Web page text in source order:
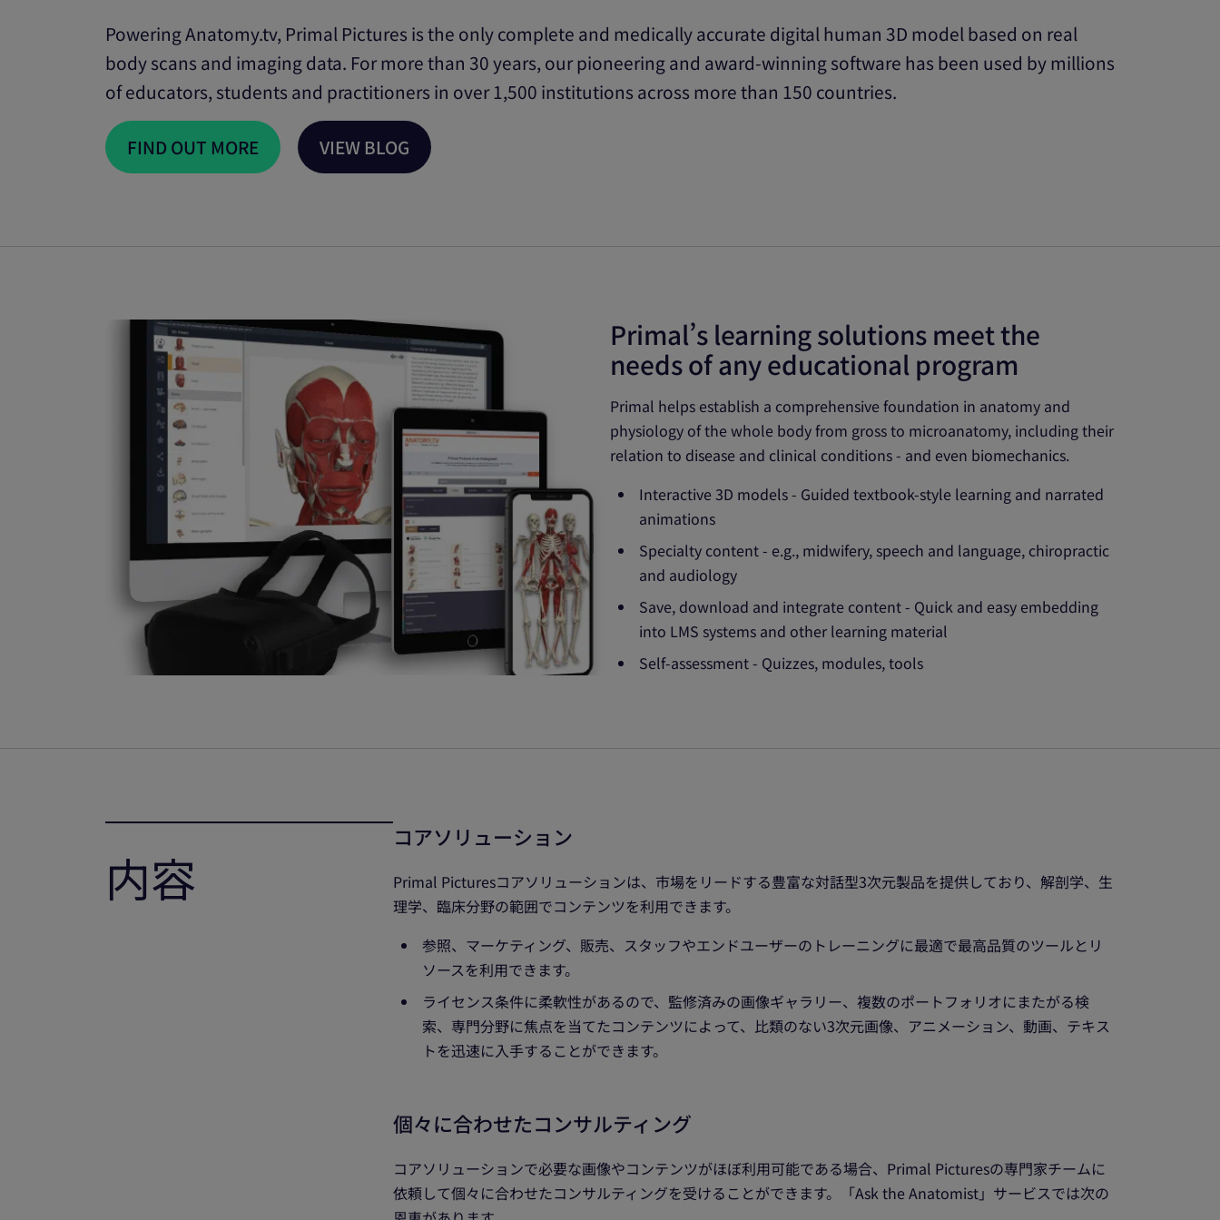
Powering Anatomy.tv, Primal Pictures is the only complete and medically accurate digital human 3D model based on real
body scans and imaging data. For more than 30 years, our pioneering and award-winning software has been used by millions
of educators, students and practitioners in over 1,500 institutions across more than 150 countries.
FIND OUT MORE VIEW BLOG
Primal’s learning solutions meet the
needs of any educational program
Primal helps establish a comprehensive foundation in anatomy and
physiology of the whole body from gross to microanatomy, including their
relation to disease and clinical conditions - and even biomechanics.
Interactive 3D models - Guided textbook-style learning and narrated
animations
Specialty content - e.g., midwifery, speech and language, chiropractic
and audiology
Save, download and integrate content - Quick and easy embedding
into LMS systems and other learning material
Self-assessment - Quizzes, modules, tools
内容
コアソリューション
Primal Picturesコアソリューションは、市場をリードする豊富な対話型3次元製品を提供しており、解剖学、生
理学、臨床分野の範囲でコンテンツを利用できます。
参照、マーケティング、販売、スタッフやエンドユーザーのトレーニングに最適で最高品質のツールとリ
ソースを利用できます。
ライセンス条件に柔軟性があるので、監修済みの画像ギャラリー、複数のポートフォリオにまたがる検
索、専門分野に焦点を当てたコンテンツによって、比類のない3次元画像、アニメーション、動画、テキス
トを迅速に入手することができます。
個々に合わせたコンサルティング
コアソリューションで必要な画像やコンテンツがほぼ利用可能である場合、Primal Picturesの専門家チームに
依頼して個々に合わせたコンサルティングを受けることができます。「Ask the Anatomist」サービスでは次の